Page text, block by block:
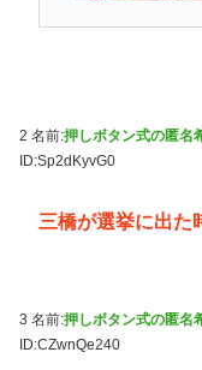
2 名前:押しボタン式の匿名
ID:Sp2dKyvG0
三橋が選挙に出た
3 名前:押しボタン式の匿名
ID:CZwnQe240